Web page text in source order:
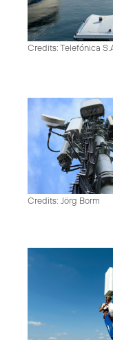
Credits: Telefónica
Credits: Jörg Borm